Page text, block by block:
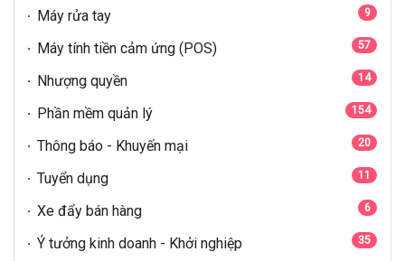
Máy rửa tay 9
Máy tính tiền cảm ứng (POS) 57
Nhượng quyền 14
Phần mềm quản lý 154
Thông báo - Khuyến mại 20
Tuyển dụng 11
Xe đẩy bán hàng 6
Ý tưởng kinh doanh - Khởi nghiệp 35